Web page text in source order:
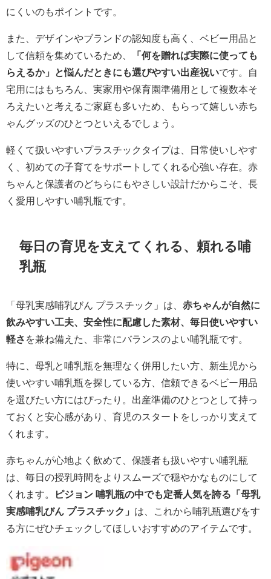
にくいのもポイントです。
また、デザインやブランドの認知度も高く、ベビー用品と
して信頼を集めているため、
「何を贈れば実際に使っても
らえるか」と悩んだときにも選びやすい出産祝いです。自
宅用にはもちろん、実家用や保育園準備用として複数本そ
ろえたいと考えるご家庭も多いため、もらって嬉しい赤ち
ゃんグッズのひとつといえるでしょう。
軽くて扱いやすいプラスチックタイプは、日常使いしやす
く、初めての子育てをサポートしてくれる心強い存在。赤
ちゃんと保護者のどちらにもやさしい設計だからこそ、長
く愛用しやすい哺乳瓶です。
毎日の育児を支えてくれる、頼れる哺
乳瓶
「母乳実感哺乳びん プラスチック」は、 赤ちゃんが自然に
飲みやすい工夫、安全性に配慮した素材、毎日使いやすい
軽さ を兼ね備えた、非常にバランスのよい哺乳瓶です。
特に、母乳と哺乳瓶を無理なく併用したい方、新生児から
使いやすい哺乳瓶を探している方、信頼できるベビー用品
を選びたい方にはぴったり。出産準備のひとつとして持っ
ておくと安心感があり、育児のスタートをしっかり支えて
くれます。
赤ちゃんが心地よく飲めて、保護者も扱いやすい哺乳瓶
は、毎日の授乳時間をよりスムーズで穏やかなものにして
くれます。
ピジョン 哺乳瓶の中でも定番人気を誇る「母乳
実感哺乳びん プラスチック」 は、これから哺乳瓶選びをす
る方にぜひチェックしてほしいおすすめのアイテムです。